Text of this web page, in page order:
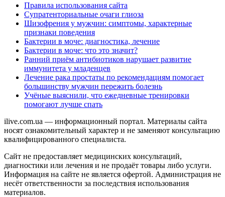
Правила использования сайта
Супратенториальные очаги глиоза
Шизофрения у мужчин: симптомы, характерные
признаки поведения
Бактерии в моче: диагностика, лечение
Бактерии в моче: что это значит?
Ранний приём антибиотиков нарушает развитие
иммунитета у младенцев
Лечение рака простаты по рекомендациям помогает
большинству мужчин пережить болезнь
Учёные выяснили, что ежедневные тренировки
помогают лучше спать
ilive.com.ua — информационный портал. Материалы сайта
носят ознакомительный характер и не заменяют консультацию
квалифицированного специалиста.
Сайт не предоставляет медицинских консультаций,
диагностики или лечения и не продаёт товары либо услуги.
Информация на сайте не является офертой. Администрация не
несёт ответственности за последствия использования
материалов.